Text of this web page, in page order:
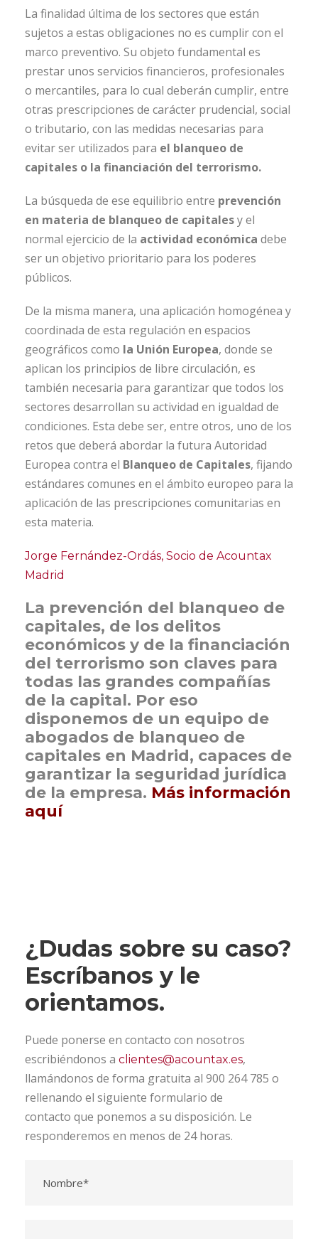
La finalidad última de los sectores que están
sujetos a estas obligaciones no es cumplir con el
marco preventivo. Su objeto fundamental es
prestar unos servicios financieros, profesionales
o mercantiles, para lo cual deberán cumplir, entre
otras prescripciones de carácter prudencial, social
o tributario, con las medidas necesarias para
evitar ser utilizados para el blanqueo de
capitales o la financiación del terrorismo.
La búsqueda de ese equilibrio entre prevención
en materia de blanqueo de capitalesy el
normal ejercicio de la actividad económica debe
ser un objetivo prioritario para los poderes
públicos.
De la misma manera, una aplicación homogénea y
coordinada de esta regulación en espacios
geográficos como la Unión Europea, donde se
aplican los principios de libre circulación, es
también necesaria para garantizar que todos los
sectores desarrollan su actividad en igualdad de
condiciones. Esta debe ser, entre otros, uno de los
retos que deberá abordar la futura Autoridad
Europea contra el Blanqueo de Capitales, fijando
estándares comunes en el ámbito europeo para la
aplicación de las prescripciones comunitarias en
esta materia.
Jorge Fernández-Ordás, Socio de Acountax
Madrid
La prevención del blanqueo de
capitales, de los delitos
económicos y de la financiación
del terrorismo son claves para
todas las grandes compañías
de la capital. Por eso
disponemos de un equipo de
abogados de blanqueo de
capitales en Madrid, capaces de
garantizar la seguridad jurídica
de la empresa. Más información
aquí
¿Dudas sobre su caso?
Escríbanos y le
orientamos.
Puede ponerse en contacto con nosotros
escribiéndonos a clientes@acountax.es,
llamándonos de forma gratuita al 900 264 785 o
rellenando el siguiente formulario de
contacto que ponemos a su disposición. Le
responderemos en menos de 24 horas.